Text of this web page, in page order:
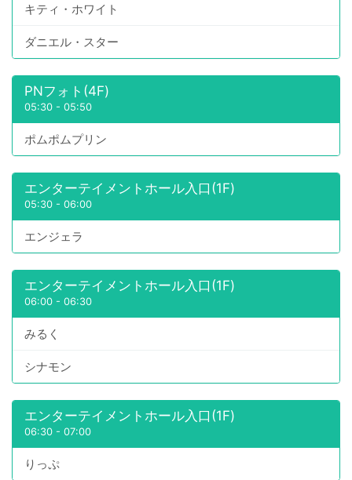
キティ・ホワイト
ダニエル・スター
PNフォト(4F)
05:30 - 05:50
ポムポムプリン
エンターテイメントホール入口(1F)
05:30 - 06:00
エンジェラ
エンターテイメントホール入口(1F)
06:00 - 06:30
みるく
シナモン
エンターテイメントホール入口(1F)
06:30 - 07:00
りっぷ